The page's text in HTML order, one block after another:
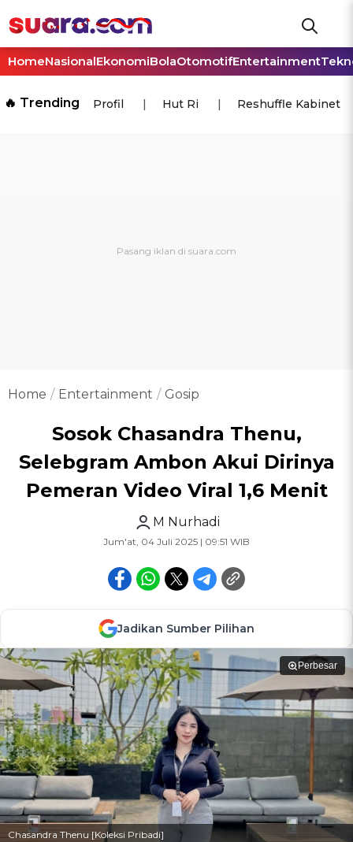
HomeNasionalEkonomiBolaOtomotifEntertainment
🔥 Trending Profil Hut Ri Reshuffle Kabinet
Home Entertainment Gosip
Sosok Chasandra Thenu,
Selebgram Ambon Akui Dirinya
Pemeran Video Viral 1,6 Menit
M Nurhadi
Jum'at, 04 Juli 2025 | 09:51 WIB
Jadikan Sumber Pilihan
Perbesar
Chasandra Thenu [Koleksi Pribadi]